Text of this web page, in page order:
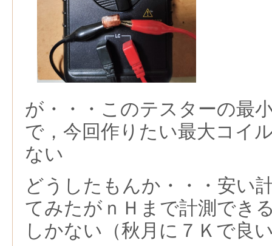
が・・・このテスターの最
で，今回作りたい最大コイ
ない
どうしたもんか・・・安い
てみたがｎＨまで計測でき
しかない（秋月に７Ｋで良